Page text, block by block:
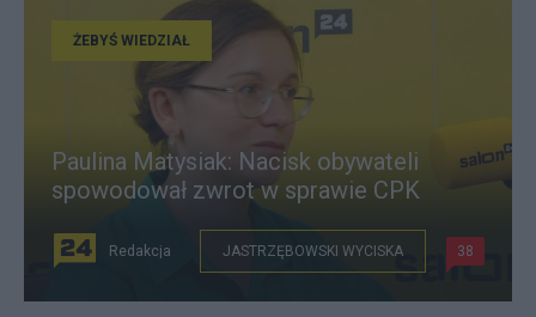
ŻEBYŚ WIEDZIAŁ
Paulina Matysiak: Nacisk obywateli
spowodował zwrot w sprawie CPK
Redakcja JASTRZĘBOWSKI WYCISKA 38